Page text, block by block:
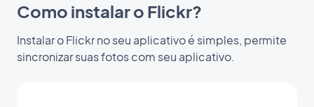
Como instalar o Flickr?
Instalar o Flickr no seu aplicativo é simples, permite
sincronizar suas fotos com seu aplicativo.